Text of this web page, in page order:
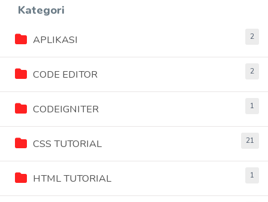
Kategori
APLIKASI 2
CODE EDITOR 2
CODEIGNITER 1
CSS TUTORIAL 21
HTML TUTORIAL 1